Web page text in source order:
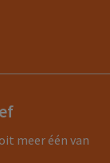
meer één van